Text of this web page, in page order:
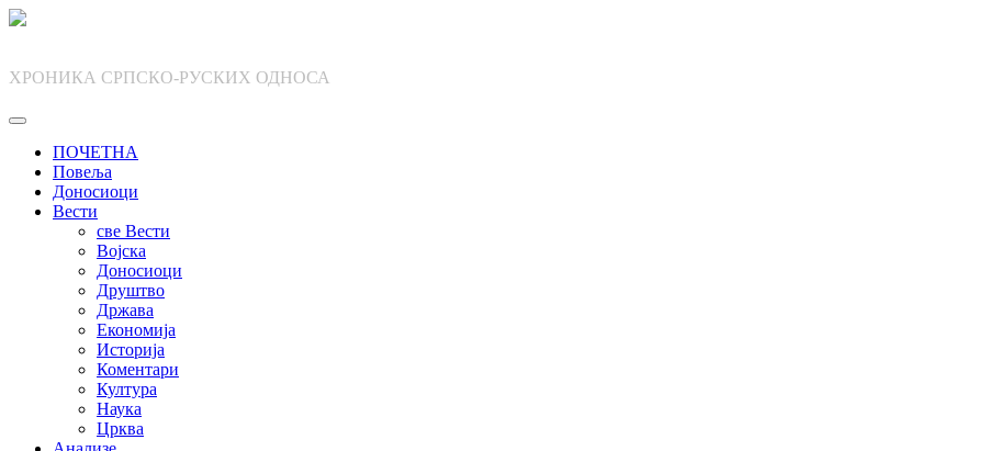
Skip
ХРОНИКА СРПСКО-РУСКИХ ОДНОСА
ПОЧЕТНА
Повеља
Доносиоци
Вести
све Вести
Војска
Доносиоци
Друштво
Држава
Економија
Историја
Коментари
Култура
Наука
Црква